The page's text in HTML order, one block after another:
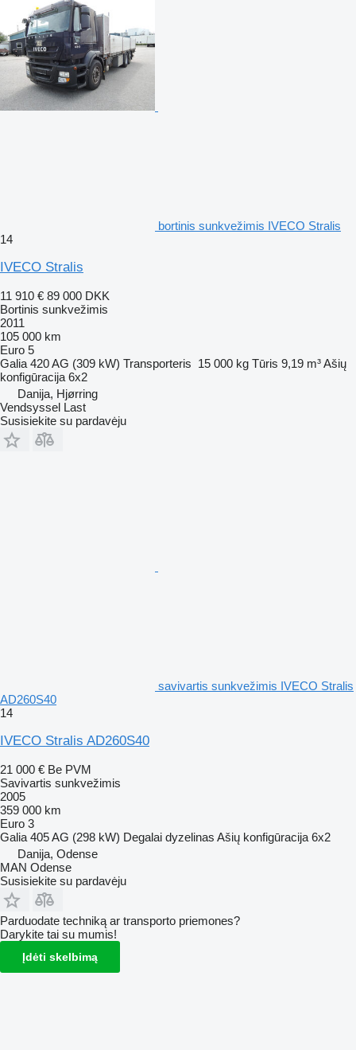
bortinis sunkvežimis IVECO Stralis
14
IVECO Stralis
11 910 € 89 000 DKK
Bortinis sunkvežimis
2011
105 000 km
Euro 5
Galia 420 AG (309 kW) Transporteris 15 000 kg Tūris 9,19 m³Ašių
konfigūracija 6x2
Danija, Hjørring
Vendsyssel Last
Susisiekite su pardavėju
savivartis sunkvežimis IVECO Stralis
AD260S40
14
IVECO Stralis AD260S40
21 000 € Be PVM
Savivartis sunkvežimis
2005
359 000 km
Euro 3
Galia 405 AG (298 kW) Degalai dyzelinas Ašių konfigūracija 6x2
Danija, Odense
MAN Odense
Susisiekite su pardavėju
Parduodate techniką ar transporto priemones?
Darykite tai su mumis!
Įdėti skelbimą